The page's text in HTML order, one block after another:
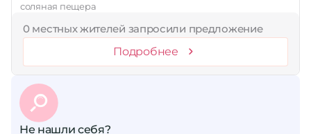
соляная пещера
0 местных жителей запросили предложение
Подробнее
Не нашли себя?